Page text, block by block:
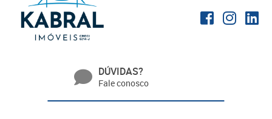
DÚVIDAS?
Fale conosco